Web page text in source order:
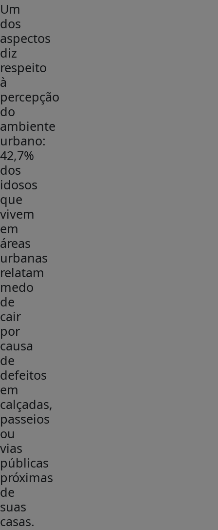
Um
dos
aspectos
diz
respeito
à
percepção
do
ambiente
urbano:
42,7%
dos
idosos
que
vivem
em
áreas
urbanas
relatam
medo
de
cair
por
causa
de
defeitos
em
calçadas,
passeios
ou
vias
públicas
próximas
de
suas
casas.